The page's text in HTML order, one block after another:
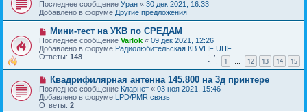
н
и
е
о
б
е
н
и
е
в
о
е
с
о
о
б
е
н
и
е
Последнее сообщение Уран « 30 дек 2021, 16:33
Добавлено в форуме Другие предложения
Н
о
в
о
е
с
о
о
б
щ
Мини-тест на УКВ по СРЕДАМ
Последнее сообщение Varlok « 09 дек 2021, 12:26
Добавлено в форуме Радиолюбительская КВ VHF UHF
Ответы: 148 1 … 12 13 14 15
Н
о
в
о
Квадрифилярная антенна 145.800 на 3д принтере
Последнее сообщение Кларнет « 03 ноя 2021, 15:46
Добавлено в форуме LPD/PMR связь
Ответы: 2